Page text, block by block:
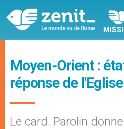
Moyen-Orient :
réponse de l'Eglise
Le card. Parolin